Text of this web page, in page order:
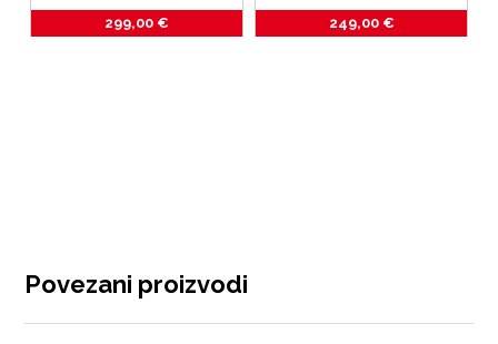
299,00 €
249,00 €
Povezani proizvodi